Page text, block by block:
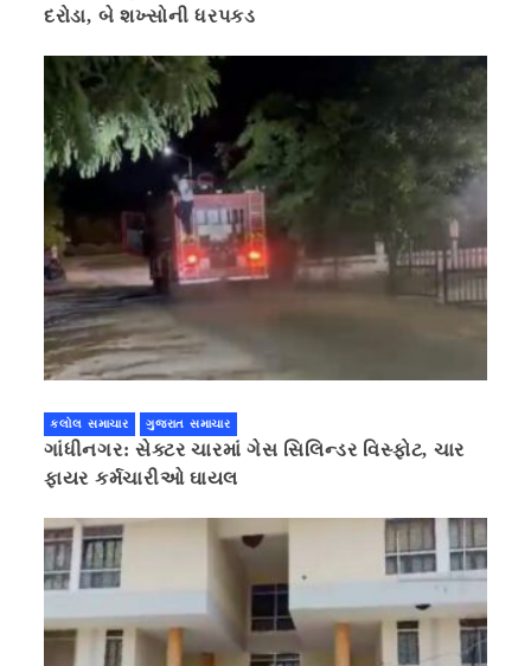
દરોડા, બે શખ્સોની ધરપકડ
કલોલ સમાચાર ગુજરાત સમાચાર
ગાંધીનગર: સેક્ટર ચારમાં ગેસ સિલિન્ડર વિસ્ફોટ, ચાર
ફાયર કર્મચારીઓ ઘાયલ